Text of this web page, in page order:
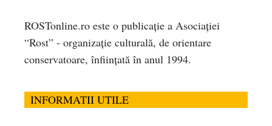
ROSTonline.ro este o publicaţie a Asociaţiei
“Rost” - organizaţie culturală, de orientare
conservatoare, înfiinţată în anul 1994.
INFORMATII UTILE